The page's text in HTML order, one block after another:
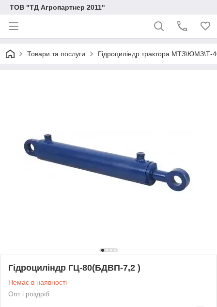
ТОВ "ТД Агропартнер 2011"
Товари та послуги Гідроциліндр трактора МТЗ\ЮМЗ\Т-
Гідроциліндр ГЦ-80(БДВП-7,2 )
Немає в наявності
Опт і роздріб